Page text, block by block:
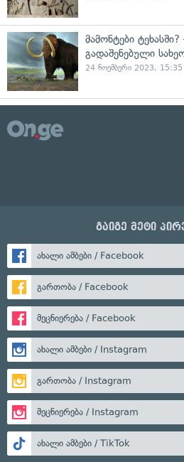
მამონტები
გადაშენებული
24 ნოემბერი 2023, 15:35
გაიგე მეტი
ახალი ამბები / Facebook
გართობა / Facebook
მეცნიერება / Facebook
ახალი ამბები / Instagram
გართობა / Instagram
მეცნიერება / Instagram
ახალი ამბები / TikTok